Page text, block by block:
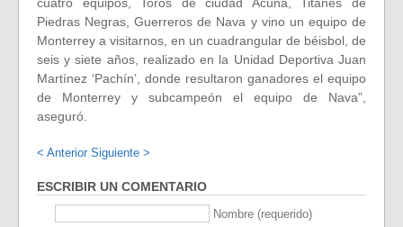
Piedras Negras, Guerreros de Nava y vino un equipo de
Monterrey a visitarnos, en un cuadrangular de béisbol, de
seis y siete años, realizado en la Unidad Deportiva Juan
Martínez ‘Pachín’, donde resultaron ganadores el equipo
de Monterrey y subcampeón el equipo de Nava”,
aseguró.
< Anterior Siguiente >
ESCRIBIR UN COMENTARIO
Nombre (requerido)